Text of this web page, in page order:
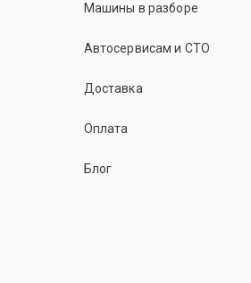
Машины в разборе
Автосервисам и СТО
Доставка
Оплата
Блог